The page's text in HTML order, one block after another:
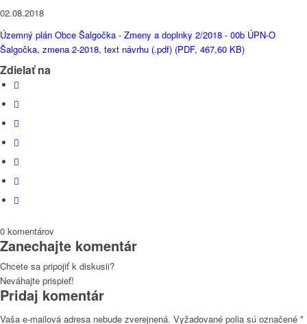
02.08.2018
Územný plán Obce Šalgočka - Zmeny a doplnky 2/2018 - 00b ÚPN-O
Šalgočka, zmena 2-2018, text návrhu (.pdf) (PDF, 467,60 KB)
Zdielať na
0 komentárov
Zanechajte komentár
Chcete sa pripojiť k diskusii?
Neváhajte prispieť!
Pridaj komentár
Vaša e-mailová adresa nebude zverejnená. Vyžadované polia sú označené *